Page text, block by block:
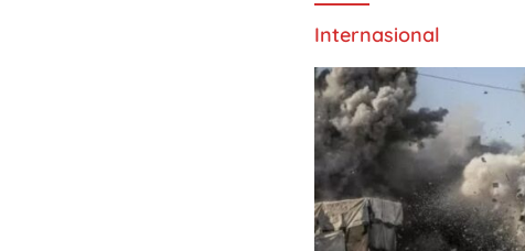
Internasional